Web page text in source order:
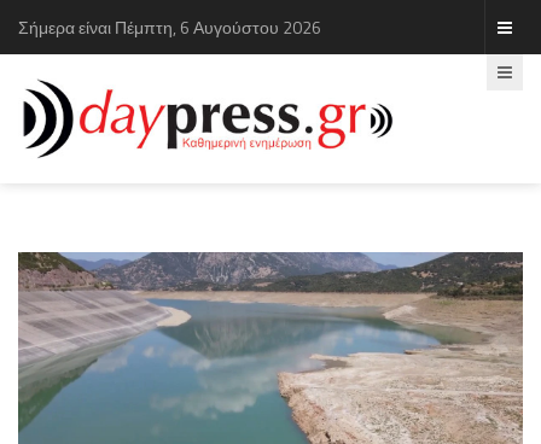
Σήμερα είναι Πέμπτη, 6 Αυγούστου 2026